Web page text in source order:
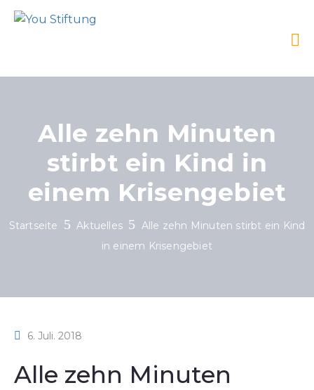
Alle zehn Minuten
stirbt ein Kind in
einem Krisengebiet
Startseite Aktuelles
Alle zehn Minuten stirbt ein Kind
in einem Krisengebiet
6. Juli. 2018
Alle zehn Minuten